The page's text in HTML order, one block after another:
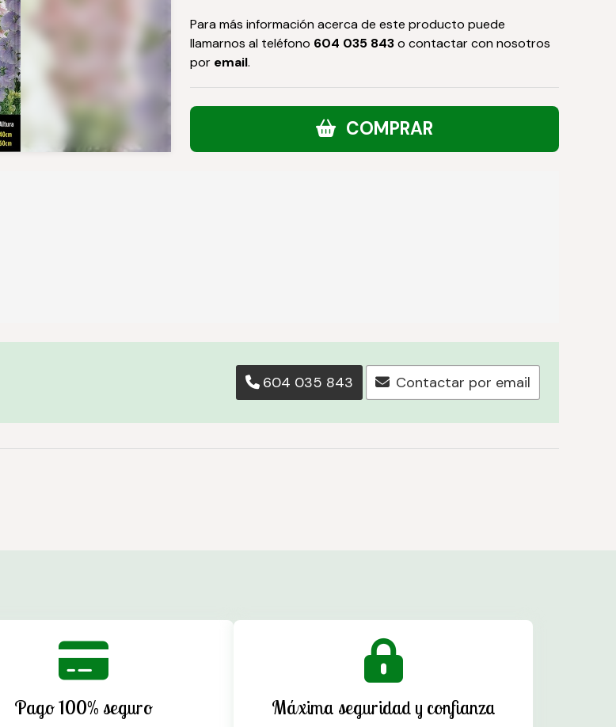
Para más información acerca de este producto puede
llamarnos al teléfono 604 035 843o contactar con nosotros
por email.
COMPRAR
604 035 843 Contactar por email
Pago 100% seguro Máxima seguridad y confianza